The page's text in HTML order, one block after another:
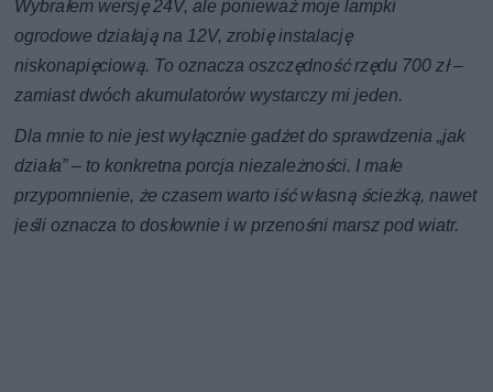
Wybrałem wersję 24V, ale ponieważ moje lampki
ogrodowe działają na 12V, zrobię instalację
niskonapięciową. To oznacza oszczędność rzędu 700 zł –
zamiast dwóch akumulatorów wystarczy mi jeden.
Dla mnie to nie jest wyłącznie gadżet do sprawdzenia „jak
działa” – to konkretna porcja niezależności. I małe
przypomnienie, że czasem warto iść własną ścieżką, nawet
jeśli oznacza to dosłownie i w przenośni marsz pod wiatr.